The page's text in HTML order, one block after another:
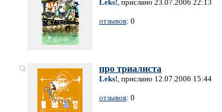
Leks!, прислано 23.07.2006 22:13
отзывов: 0
про триалиста
Leks!, прислано 12.07.2006 15:44
отзывов: 0